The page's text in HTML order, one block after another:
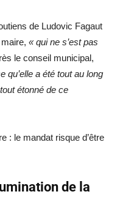
de Ludovic Fagaut
« qui ne s’est pas
le conseil municipal,
qu’elle a été tout au long
étonné de ce
: le mandat risque d’être
de la